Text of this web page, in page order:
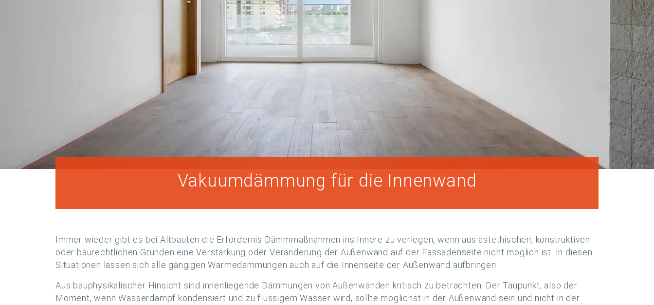
Vakuumdämmung für die Innenwand
Immer wieder gibt es bei Altbauten die Erfordernis Dämmmaßnahmen ins Innere zu verlegen, wenn aus ästethischen, konstruktiven
oder baurechtlichen Gründen eine Verstärkung oder Veränderung der Außenwand auf der Fassadenseite nicht möglich ist. In diesen
Situationen lassen sich alle gängigen Wärmedämmungen auch auf die Innenseite der Außenwand aufbringen.
Aus bauphysikalischer Hinsicht sind innenliegende Dämmungen von Außenwänden kritisch zu betrachten. Der Taupunkt, also der
Moment, wenn Wasserdampf kondensiert und zu flüssigem Wasser wird, sollte möglichst in der Außenwand sein und nicht in der